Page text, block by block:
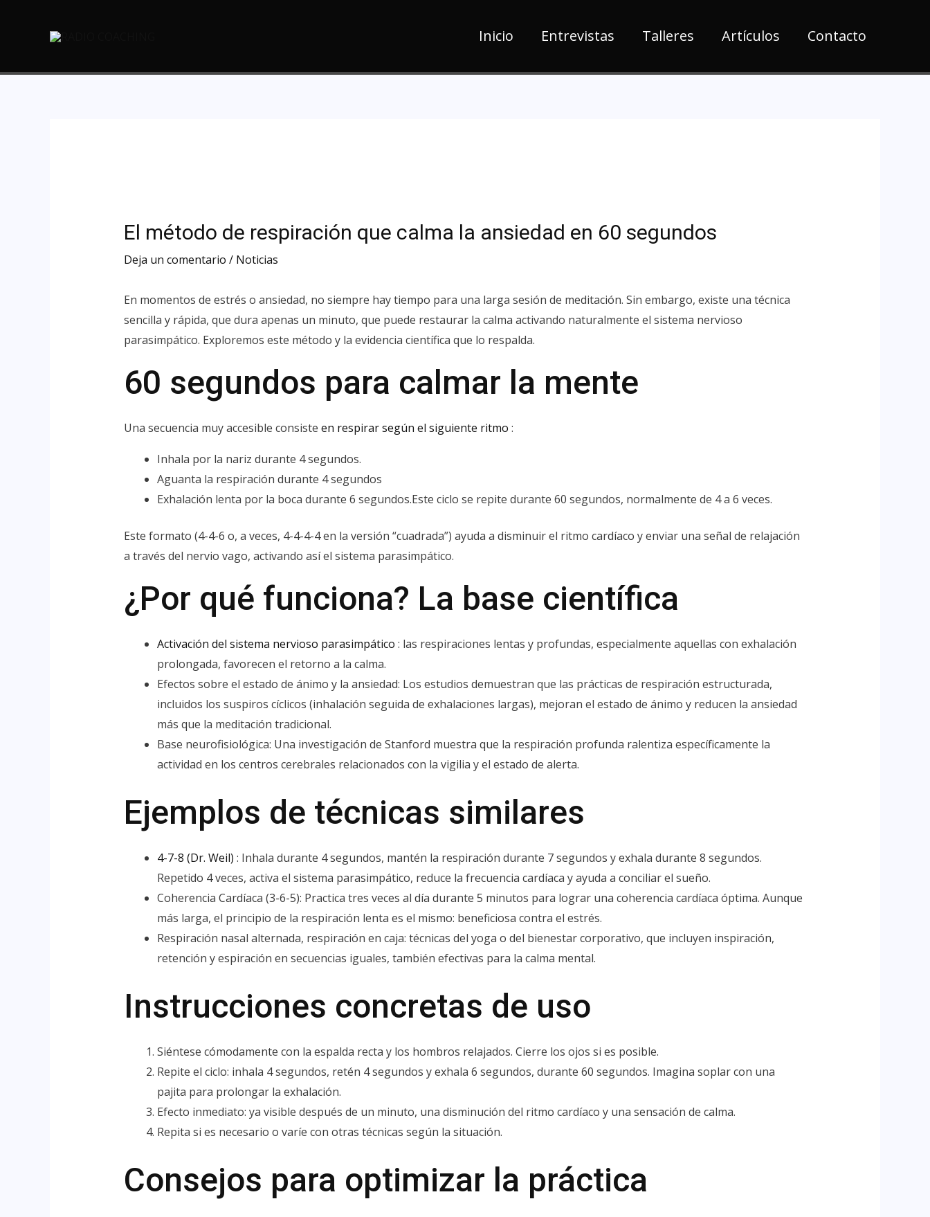
Inicio Entrevistas Talleres Artículos Contacto
El método de respiración que calma la ansiedad en 60 segundos
Deja un comentario / Noticias
En momentos de estrés o ansiedad, no siempre hay tiempo para una larga sesión de meditación. Sin embargo, existe una técnica
sencilla y rápida, que dura apenas un minuto, que puede restaurar la calma activando naturalmente el sistema nervioso
parasimpático. Exploremos este método y la evidencia científica que lo respalda.
60 segundos para calmar la mente
Una secuencia muy accesible consiste en respirar según el siguiente ritmo :
Inhala por la nariz durante 4 segundos.
Aguanta la respiración durante 4 segundos
Exhalación lenta por la boca durante 6 segundos.Este ciclo se repite durante 60 segundos, normalmente de 4 a 6 veces.
Este formato (4-4-6 o, a veces, 4-4-4-4 en la versión “cuadrada”) ayuda a disminuir el ritmo cardíaco y enviar una señal de relajación
a través del nervio vago, activando así el sistema parasimpático.
¿Por qué funciona? La base científica
Activación del sistema nervioso parasimpático : las respiraciones lentas y profundas, especialmente aquellas con exhalación
prolongada, favorecen el retorno a la calma.
Efectos sobre el estado de ánimo y la ansiedad: Los estudios demuestran que las prácticas de respiración estructurada,
incluidos los suspiros cíclicos (inhalación seguida de exhalaciones largas), mejoran el estado de ánimo y reducen la ansiedad
más que la meditación tradicional.
Base neurofisiológica: Una investigación de Stanford muestra que la respiración profunda ralentiza específicamente la
actividad en los centros cerebrales relacionados con la vigilia y el estado de alerta.
Ejemplos de técnicas similares
4-7-8 (Dr. Weil) : Inhala durante 4 segundos, mantén la respiración durante 7 segundos y exhala durante 8 segundos.
Repetido 4 veces, activa el sistema parasimpático, reduce la frecuencia cardíaca y ayuda a conciliar el sueño.
Coherencia Cardíaca (3-6-5): Practica tres veces al día durante 5 minutos para lograr una coherencia cardíaca óptima. Aunque
más larga, el principio de la respiración lenta es el mismo: beneficiosa contra el estrés.
Respiración nasal alternada, respiración en caja: técnicas del yoga o del bienestar corporativo, que incluyen inspiración,
retención y espiración en secuencias iguales, también efectivas para la calma mental.
Instrucciones concretas de uso
Siéntese cómodamente con la espalda recta y los hombros relajados. Cierre los ojos si es posible.
Repite el ciclo: inhala 4 segundos, retén 4 segundos y exhala 6 segundos, durante 60 segundos. Imagina soplar con una
pajita para prolongar la exhalación.
Efecto inmediato: ya visible después de un minuto, una disminución del ritmo cardíaco y una sensación de calma.
Repita si es necesario o varíe con otras técnicas según la situación.
Consejos para optimizar la práctica